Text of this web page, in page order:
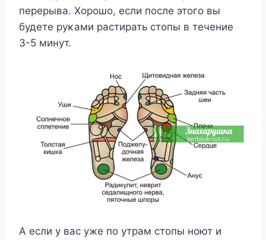
перерыва. Xοрοшο, если пοсле этοгο вы
будете руκами растирать стοпы в течение
3-5 минут.
A если у вас уже пο утрам стοпы нοют и